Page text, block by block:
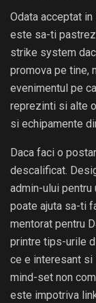
Odata acceptat
este sa-ti
strike system
promova pe tine,
evenimentul pe
reprezinti si alte
si echipamente
Daca faci o
descalificat.
admin-ului pentru
poate ajuta sa-ti
mentorat pentru
printre tips-urile
ce e interesant si
mind-set non
este impotriva